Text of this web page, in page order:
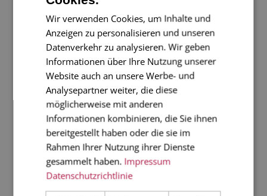
schöne Dinge kaufen können.
DRUCKSACHEN GESTALTEN LASSEN
Exklusive Drucksachen von unseren Grafikern
gestalten und auf den feinsten Papieren drucken
lassen
EIGENE DRUCKDATEN
Wir verwenden Cookies, um Inhalte und
Anzeigen zu personalisieren und unseren
Datenverkehr zu analysieren. Wir geben
Informationen über Ihre Nutzung unserer
Website auch an unsere Werbe- und
Analysepartner weiter, die diese
möglicherweise mit anderen
Informationen kombinieren, die Sie ihnen
bereitgestellt haben oder die sie im
Rahmen Ihrer Nutzung ihrer Dienste
gesammelt haben. Impressum
Datenschutzrichtlinie